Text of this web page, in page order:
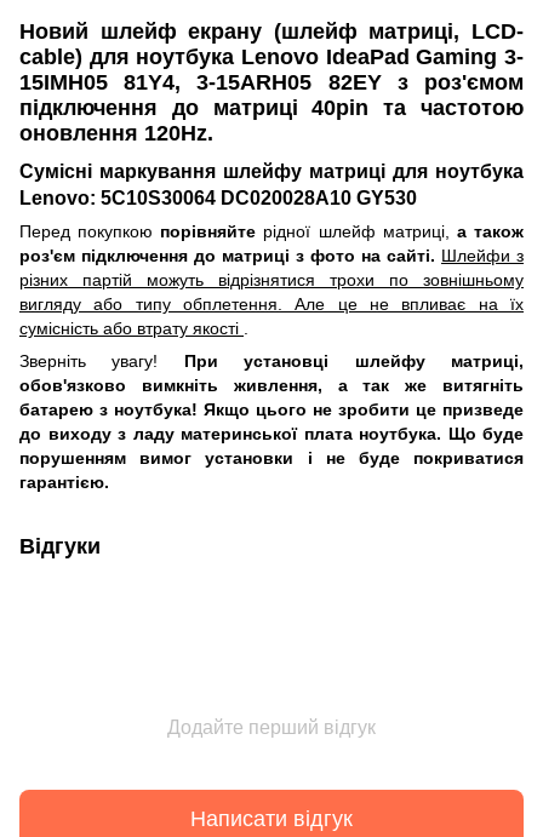
Новий шлейф екрану (шлейф матриці, LCD-
cable) для ноутбука Lenovo IdeaPad Gaming 3-
15IMH05 81Y4, 3-15ARH05 82EY з роз'ємом
підключення до матриці 40pin та частотою
оновлення 120Hz.
Сумісні маркування шлейфу матриці для ноутбука
Lenovo: 5C10S30064 DC020028A10 GY530
Перед покупкою порівняйте рідної шлейф матриці, а також
роз'єм підключення до матриці з фото на сайті. Шлейфи з
різних партій можуть відрізнятися трохи по зовнішньому
вигляду або типу обплетення. Але це не впливає на їх
сумісність або втрату якості .
Зверніть увагу! При установці шлейфу матриці,
обов'язково вимкніть живлення, а так же витягніть
батарею з ноутбука! Якщо цього не зробити це призведе
до виходу з ладу материнської плата ноутбука. Що буде
порушенням вимог установки і не буде покриватися
гарантією.
Відгуки
Додайте перший відгук
Написати відгук